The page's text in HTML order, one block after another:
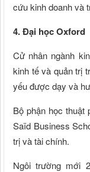
cứu kinh doanh và
4. Đại học Oxford
Cử nhân ngành
kinh tế và quản trị
yếu được dạy và
Bộ phận học thuật
Saïd Business
trị và tài chính.
Ngôi trường mới